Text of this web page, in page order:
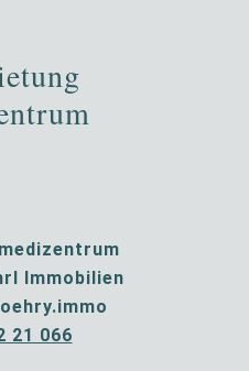
Immobilien
21 066